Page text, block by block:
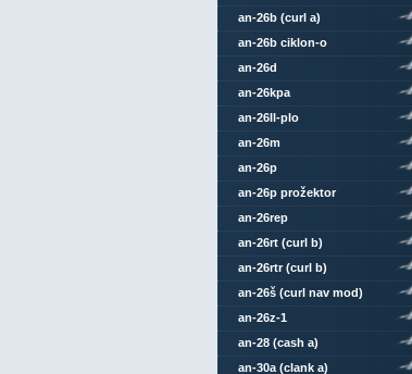
an-26b (curl a)
an-26b ciklon-o
an-26d
an-26kpa
an-26ll-plo
an-26m
an-26p
an-26p prožektor
an-26rep
an-26rt (curl b)
an-26rtr (curl b)
an-26š (curl nav mod)
an-26z-1
an-28 (cash a)
an-30a (clank a)